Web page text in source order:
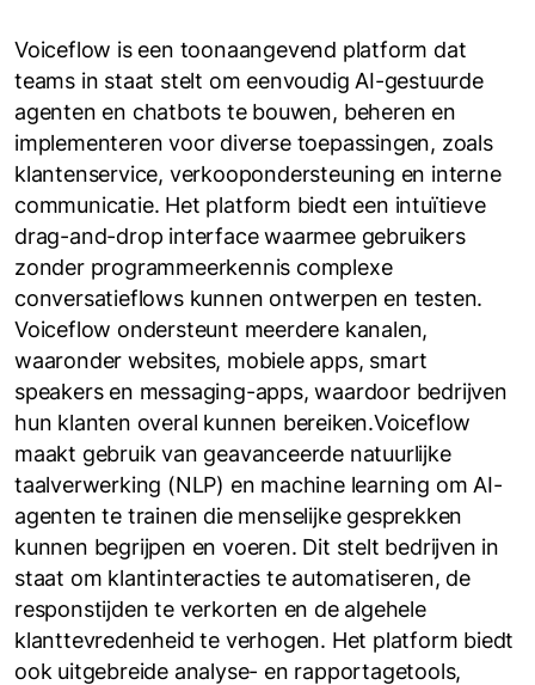
Voiceflow is een toonaangevend platform dat
teams in staat stelt om eenvoudig AI-gestuurde
agenten en chatbots te bouwen, beheren en
implementeren voor diverse toepassingen, zoals
klantenservice, verkoopondersteuning en interne
communicatie. Het platform biedt een intuïtieve
drag-and-drop interface waarmee gebruikers
zonder programmeerkennis complexe
conversatieflows kunnen ontwerpen en testen.
Voiceflow ondersteunt meerdere kanalen,
waaronder websites, mobiele apps, smart
speakers en messaging-apps, waardoor bedrijven
hun klanten overal kunnen bereiken.Voiceflow
maakt gebruik van geavanceerde natuurlijke
taalverwerking (NLP) en machine learning om AI-
agenten te trainen die menselijke gesprekken
kunnen begrijpen en voeren. Dit stelt bedrijven in
staat om klantinteracties te automatiseren, de
responstijden te verkorten en de algehele
klanttevredenheid te verhogen. Het platform biedt
ook uitgebreide analyse- en rapportagetools,